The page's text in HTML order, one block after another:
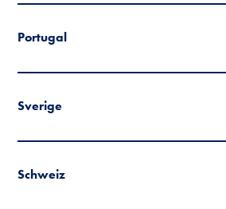
Portugal
Sverige
Schweiz